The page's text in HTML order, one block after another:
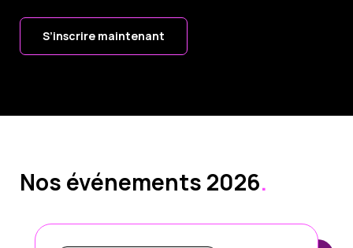
S’inscrire maintenant
Nos événements 2026.